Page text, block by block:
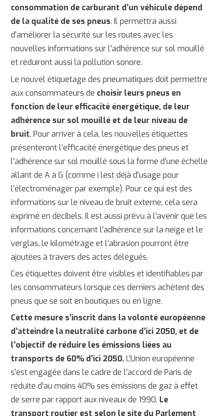
consommation de carburant d'un véhicule dépend
de la qualité de ses pneus. Il permettra aussi
d’améliorer la sécurité sur les routes avec les
nouvelles informations sur l’adhérence sur sol mouillé
et réduiront aussi la pollution sonore.
Le nouvel étiquetage des pneumatiques doit permettre
aux consommateurs de choisir leurs pneus en
fonction de leur efficacité énergétique, de leur
adhérence sur sol mouillé et de leur niveau de
bruit. Pour arriver à cela, les nouvelles étiquettes
présenteront l’efficacité énergétique des pneus et
l'adhérence sur sol mouillé sous la forme d’une échelle
allant de A à G (comme i lest déjà d'usage pour
l'électroménager par exemple). Pour ce qui est des
informations sur le niveau de bruit externe, cela sera
exprimé en décibels. Il est aussi prévu à l’avenir que les
informations concernant l’adhérence sur la neige et le
verglas, le kilométrage et l’abrasion pourront être
ajoutées à travers des actes délégués.
Ces étiquettes doivent être visibles et identifiables par
les consommateurs lorsque ces derniers achètent des
pneus que se soit en boutiques ou en ligne.
Cette mesure s’inscrit dans la volonté européenne
d’atteindre la neutralité carbone d’ici 2050, et de
l'objectif de réduire les émissions liées au
transports de 60% d’ici 2050.L’Union européenne
s'est engagée dans le cadre de l’accord de Paris de
réduite d’au moins 40% ses émissions de gaz à effet
de serre par rapport aux niveaux de 1990. Le
transport routier est selon le site du Parlement